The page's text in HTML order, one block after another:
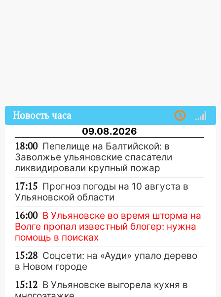
Новость часа
09.08.2026
18:00 Пепелище на Балтийской: в
Заволжье ульяновские спасатели
ликвидировали крупный пожар
17:15 Прогноз погоды на 10 августа в
Ульяновской области
16:00 В Ульяновске во время шторма на
Волге пропал известный блогер: нужна
помощь в поисках
15:28 Соцсети: на «Ауди» упало дерево
в Новом городе
15:12 В Ульяновске выгорела кухня в